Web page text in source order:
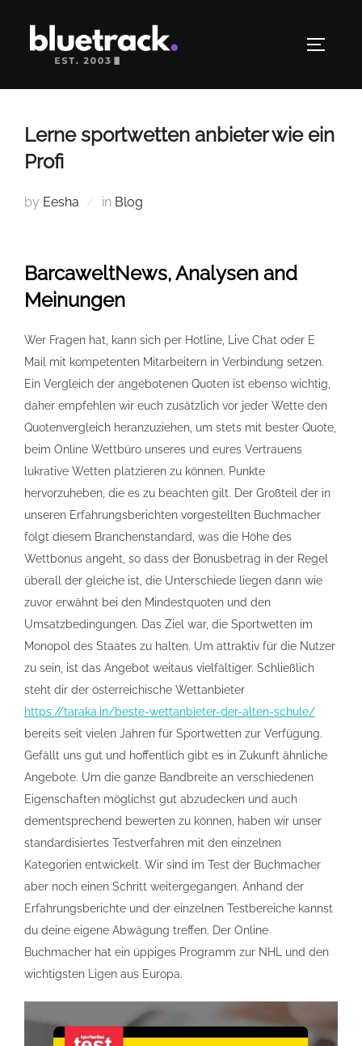
content
Lerne sportwetten anbieter wie ein
Profi
by Eesha in Blog
BarcaweltNews, Analysen and
Meinungen
Wer Fragen hat, kann sich per Hotline, Live Chat oder E
Mail mit kompetenten Mitarbeitern in Verbindung setzen.
Ein Vergleich der angebotenen Quoten ist ebenso wichtig,
daher empfehlen wir euch zusätzlich vor jeder Wette den
Quotenvergleich heranzuziehen, um stets mit bester Quote,
beim Online Wettbüro unseres und eures Vertrauens
lukrative Wetten platzieren zu können. Punkte
hervorzuheben, die es zu beachten gilt. Der Großteil der in
unseren Erfahrungsberichten vorgestellten Buchmacher
folgt diesem Branchenstandard, was die Höhe des
Wettbonus angeht, so dass der Bonusbetrag in der Regel
überall der gleiche ist, die Unterschiede liegen dann wie
zuvor erwähnt bei den Mindestquoten und den
Umsatzbedingungen. Das Ziel war, die Sportwetten im
Monopol des Staates zu halten. Um attraktiv für die Nutzer
zu sein, ist das Angebot weitaus vielfältiger. Schließlich
steht dir der österreichische Wettanbieter
https://taraka.in/beste-wettanbieter-der-alten-schule/
bereits seit vielen Jahren für Sportwetten zur Verfügung.
Gefällt uns gut und hoffentlich gibt es in Zukunft ähnliche
Angebote. Um die ganze Bandbreite an verschiedenen
Eigenschaften möglichst gut abzudecken und auch
dementsprechend bewerten zu können, haben wir unser
standardisiertes Testverfahren mit den einzelnen
Kategorien entwickelt. Wir sind im Test der Buchmacher
aber noch einen Schritt weitergegangen. Anhand der
Erfahrungsberichte und der einzelnen Testbereiche kannst
du deine eigene Abwägung treffen. Der Online
Buchmacher hat ein üppiges Programm zur NHL und den
wichtigsten Ligen aus Europa.